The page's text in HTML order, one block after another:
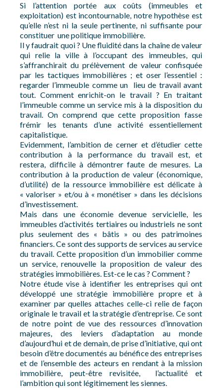
Si l’attention portée aux coûts (immeubles et
exploitation) est incontournable, notre hypothèse est
qu’elle n’est ni la seule pertinente, ni suffisante pour
constituer une politique immobilière.
Il y faudrait quoi ? Une fluidité dans la chaîne de valeur
qui relie la ville à l’occupant des immeubles, qui
s’affranchirait du prélèvement de valeur confisquée
par les tactiques immobilières ; et oser l’essentiel :
regarder l’immeuble comme un lieu de travail avant
tout. Comment enrichit-on le travail ? En traitant
l’immeuble comme un service mis à la disposition du
travail. On comprend que cette proposition fasse
frémir les tenants d’une activité essentiellement
capitalistique.
Evidemment, l’ambition de cerner et d’étudier cette
contribution à la performance du travail est, et
restera, difficile à démontrer faute de mesures. La
contribution à la production de valeur (économique,
d’utilité) de la ressource immobilière est délicate à
« valoriser » et/ou à « monétiser » dans les décisions
d’investissement.
Mais dans une économie devenue servicielle, les
immeubles d’activités tertiaires ou industriels ne sont
plus seulement des « bâtis » ou des patrimoines
financiers. Ce sont des supports de services au service
du travail. Cette proposition d’un immobilier comme
un service, renouvelle la proposition de valeur des
stratégies immobilières. Est-ce le cas ? Comment ?
Notre étude vise à identifier les entreprises qui ont
développé une stratégie immobilière propre et à
examiner par quelles attaches celle-ci relie de façon
originale le travail et la stratégie d’entreprise. Ce sont
de notre point de vue des ressources d’innovation
majeures, des leviers d’adaptation au monde
d’aujourd’hui et de demain, de prise d’initiative, qui ont
besoin d’être documentés au bénéfice des entreprises
et de l’ensemble des acteurs en rendant à la mission
immobilière, peut-être revisitée, l’actualité et
l’ambition qui sont légitimement les siennes.